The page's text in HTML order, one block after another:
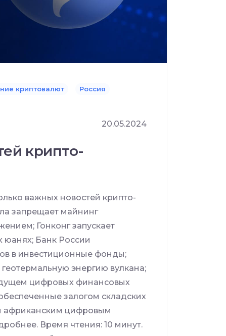
криптовалют Россия
20.05.2024
крипто-
важных новостей крипто-
запрещает майнинг
Гонконг запускает
Банк России
в инвестиционные фонды;
энергию вулкана;
цифровых финансовых
залогом складских
африканским цифровым
Время чтения: 10 минут.